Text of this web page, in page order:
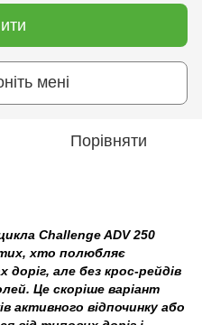
мені
Порівняти
Challenge ADV 250
хто полюбляє
але без крос-рейдів
Це скоріше варіант
активного відпочинку або